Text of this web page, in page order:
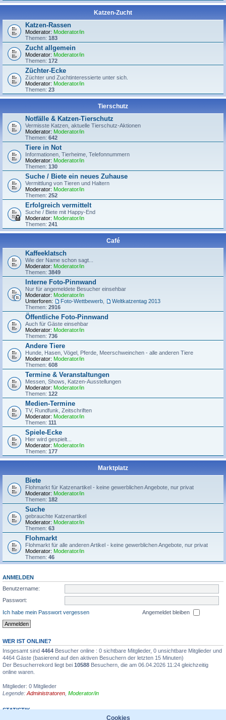
Katzen-Zucht
Katzen-Rassen
Moderator: Moderator/in
Themen: 183
Zucht allgemein
Moderator: Moderator/in
Themen: 172
Züchter-Ecke
Züchter und Zuchtinteressierte unter sich.
Moderator: Moderator/in
Themen: 23
Tierschutz
Notfälle & Katzen-Tierschutz
Vermisste Katzen, aktuelle Tierschutz-Aktionen
Moderator: Moderator/in
Themen: 642
Tiere in Not
Informationen, Tierheime, Telefonnummern
Moderator: Moderator/in
Themen: 130
Suche / Biete ein neues Zuhause
Vermittlung von Tieren und Haltern
Moderator: Moderator/in
Themen: 252
Erfolgreich vermittelt
Suche / Biete mit Happy-End
Moderator: Moderator/in
Themen: 241
Café
Kaffeeklatsch
Wie der Name schon sagt...
Moderator: Moderator/in
Themen: 3849
Interne Foto-Pinnwand
Nur für angemeldete Besucher einsehbar
Moderator: Moderator/in
Unterforen:
Foto-Wettbewerb
Weltkatzentag 2013
Themen: 2916
Öffentliche Foto-Pinnwand
Auch für Gäste einsehbar
Moderator: Moderator/in
Themen: 736
Andere Tiere
Hunde, Hasen, Vögel, Pferde, Meerschweinchen - alle anderen Tiere
Moderator: Moderator/in
Themen: 608
Termine & Veranstaltungen
Messen, Shows, Katzen-Ausstellungen
Moderator: Moderator/in
Themen: 122
Medien-Termine
TV, Rundfunk, Zeitschriften
Moderator: Moderator/in
Themen: 111
Spiele-Ecke
Hier wird gespielt...
Moderator: Moderator/in
Themen: 177
Marktplatz
Biete
Flohmarkt für Katzenartikel - keine gewerblichen Angebote, nur privat
Moderator: Moderator/in
Themen: 182
Suche
gebrauchte Katzenartikel
Moderator: Moderator/in
Themen: 63
Flohmarkt
Flohmarkt für alle anderen Artikel - keine gewerblichen Angebote, nur privat
Moderator: Moderator/in
Themen: 46
ANMELDEN
Benutzername:
Passwort:
Ich habe mein Passwort vergessen
Angemeldet bleiben
WER IST ONLINE?
Insgesamt sind 4464 Besucher online : 0 sichtbare Mitglieder, 0 unsichtbare Mitglieder und
4464 Gäste (basierend auf den aktiven Besuchern der letzten 15 Minuten)
Der Besucherrekord liegt bei 10588 Besuchern, die am 06.04.2026 11:24 gleichzeitig
online waren.
Mitglieder: 0 Mitglieder
Legende: Administratoren Moderator/in
STATISTIK
Cookies